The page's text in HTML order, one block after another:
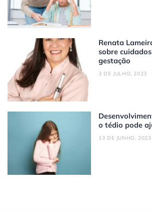
Renata
sobre
gestação
3 DE JULHO, 2023
o tédio pode
13 DE JUNHO, 2023